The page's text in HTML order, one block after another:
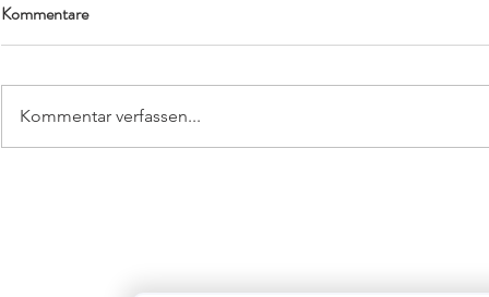
Kommentare
Kommentar verfassen...